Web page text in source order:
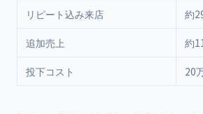
リピート込み来店 約
追加売上 約
投下コスト 20